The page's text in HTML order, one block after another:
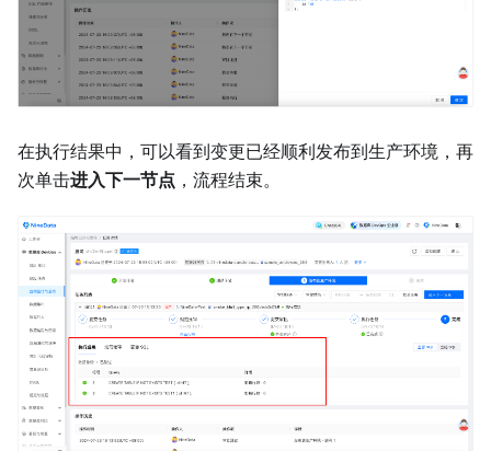
在执行结果中，可以看到变更已经顺利发布到生产环境，再
次单击进入下一节点 ，流程结束。